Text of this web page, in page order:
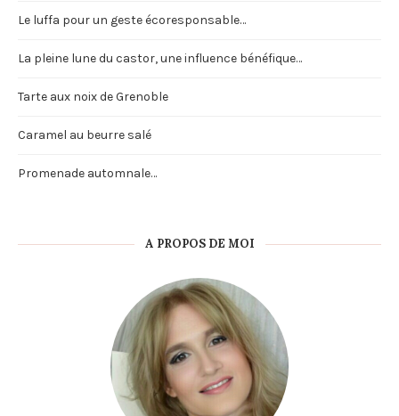
Le luffa pour un geste écoresponsable…
La pleine lune du castor, une influence bénéfique…
Tarte aux noix de Grenoble
Caramel au beurre salé
Promenade automnale…
A PROPOS DE MOI